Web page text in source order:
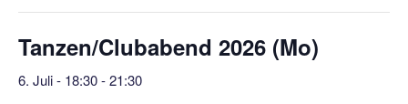
Tanzen/Clubabend 2026 (Mo)
6. Juli - 18:30-21:30